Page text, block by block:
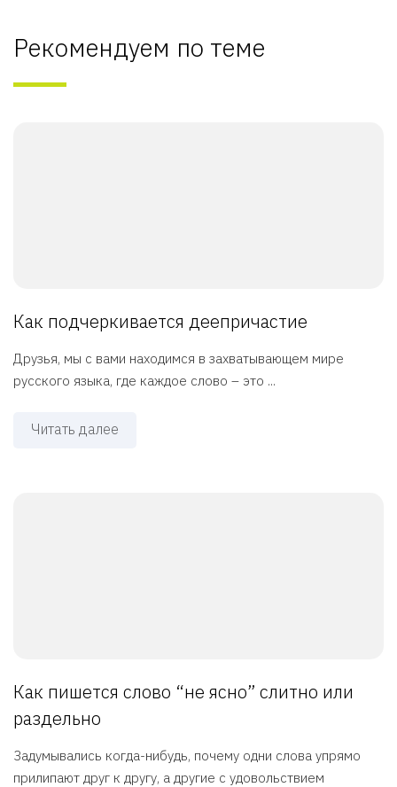
Рекомендуем по теме
Как подчеркивается деепричастие
Друзья, мы с вами находимся в захватывающем мире
русского языка, где каждое слово – это ...
Читать далее
Как пишется слово “не ясно” слитно или
раздельно
Задумывались когда-нибудь, почему одни слова упрямо
прилипают друг к другу, а другие с удовольствием